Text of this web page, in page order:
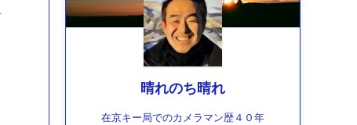
晴れのち晴れ
在京キー局でのカメラマン歴４０年